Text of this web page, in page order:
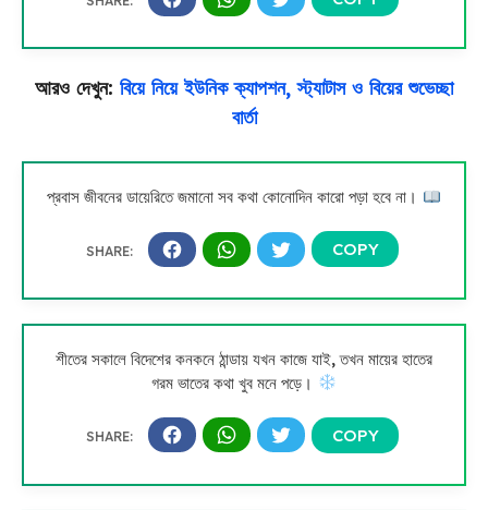
আরও দেখুন: বিয়ে নিয়ে ইউনিক ক্যাপশন, স্ট্যাটাস ও বিয়ের শুভেচ্ছা
বার্তা
প্রবাস জীবনের ডায়েরিতে জমানো সব কথা কোনোদিন কারো পড়া হবে না।
শীতের সকালে বিদেশের কনকনে ঠান্ডায় যখন কাজে যাই, তখন মায়ের হাতের
গরম ভাতের কথা খুব মনে পড়ে।